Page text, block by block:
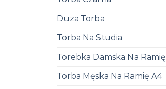
Duza Torba
Torba Na Studia
Torebka Damska Na Ramię
Torba Męska Na Ramię A4